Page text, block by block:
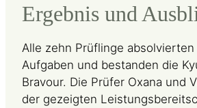
Ergebnis und
Alle zehn Prüflinge
Aufgaben und bestanden die
Bravour. Die Prüfer Oxana und
der gezeigten